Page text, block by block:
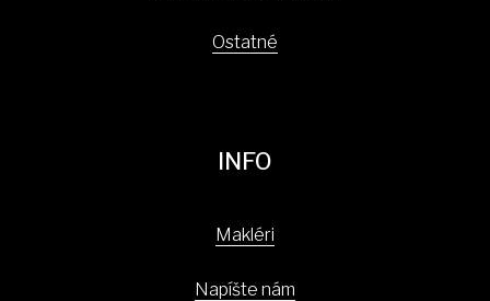
Ostatné
INFO
Makléri
Napíšte nám